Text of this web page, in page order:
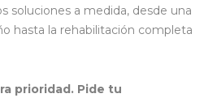
soluciones a medida, desde una
hasta la rehabilitación completa
prioridad. Pide tu